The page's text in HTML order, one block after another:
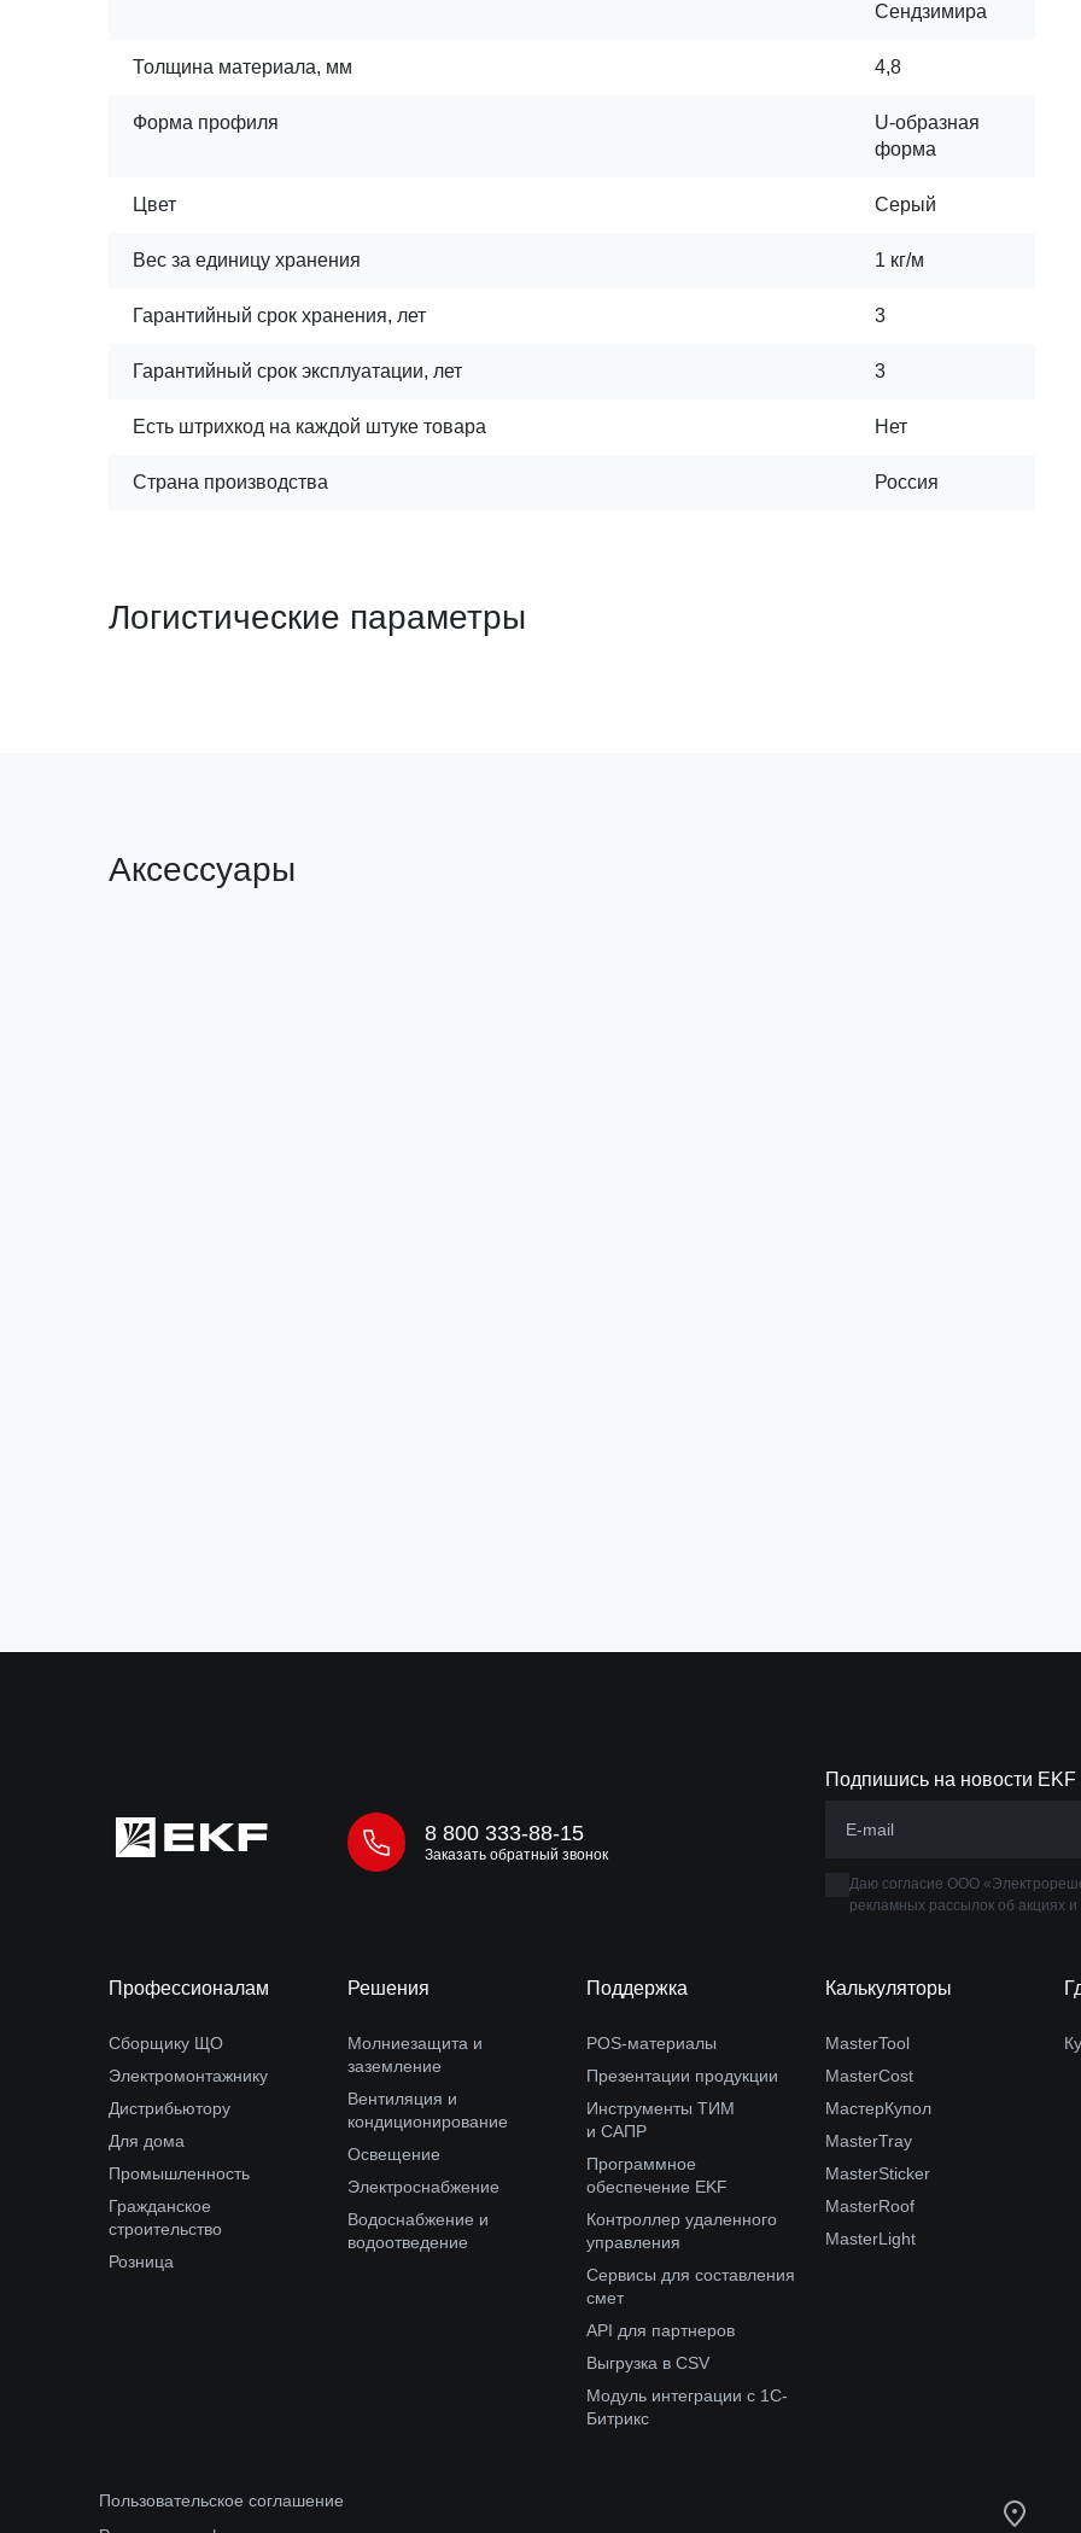
Сендзимира
Толщина материала, мм 4,8
Форма профиля
U-образная
форма
Цвет Серый
Вес за единицу хранения 1 кг/м
Гарантийный срок хранения, лет 3
Гарантийный срок эксплуатации, лет 3
Есть штрихкод на каждой штуке товара Нет
Страна производства Россия
Логистические параметры
Аксессуары
8 800 333-88-15
Заказать обратный звонок
Подпишись на новости EKF
Даю согласие ООО
рекламных рассылок об акциях
Профессионалам
Сборщику ЩО
Электромонтажнику
Дистрибьютору
Для дома
Промышленность
Гражданское
строительство
Розница
Решения
Молниезащита и
заземление
Вентиляция и
кондиционирование
Освещение
Электроснабжение
Водоснабжение и
водоотведение
Поддержка
POS-материалы
Презентации продукции
Инструменты ТИМ
и САПР
Программное
обеспечение EKF
Контроллер удаленного
управления
Сервисы для составления
смет
API для партнеров
Выгрузка в CSV
Модуль интеграции с 1С-
Битрикс
Калькуляторы
MasterTool
MasterCost
МастерКупол
MasterTray
MasterSticker
MasterRoof
MasterLight
Пользовательское соглашение